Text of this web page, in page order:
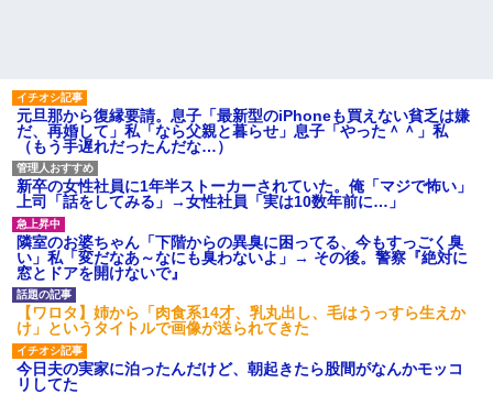
元旦那から復縁要請。息子「最新型のiPhoneも買えない貧乏は嫌
だ、再婚して」私「なら父親と暮らせ」息子「やった＾＾」私
（もう手遅れだったんだな…）
新卒の女性社員に1年半ストーカーされていた。俺「マジで怖い」
上司「話をしてみる」→女性社員「実は10数年前に…」
隣室のお婆ちゃん「下階からの異臭に困ってる、今もすっごく臭
い」私「変だなあ～なにも臭わないよ」→ その後。警察『絶対に
窓とドアを開けないで』
【ワロタ】姉から「肉食系14才、乳丸出し、毛はうっすら生えか
け」というタイトルで画像が送られてきた
今日夫の実家に泊ったんだけど、朝起きたら股間がなんかモッコ
リしてた